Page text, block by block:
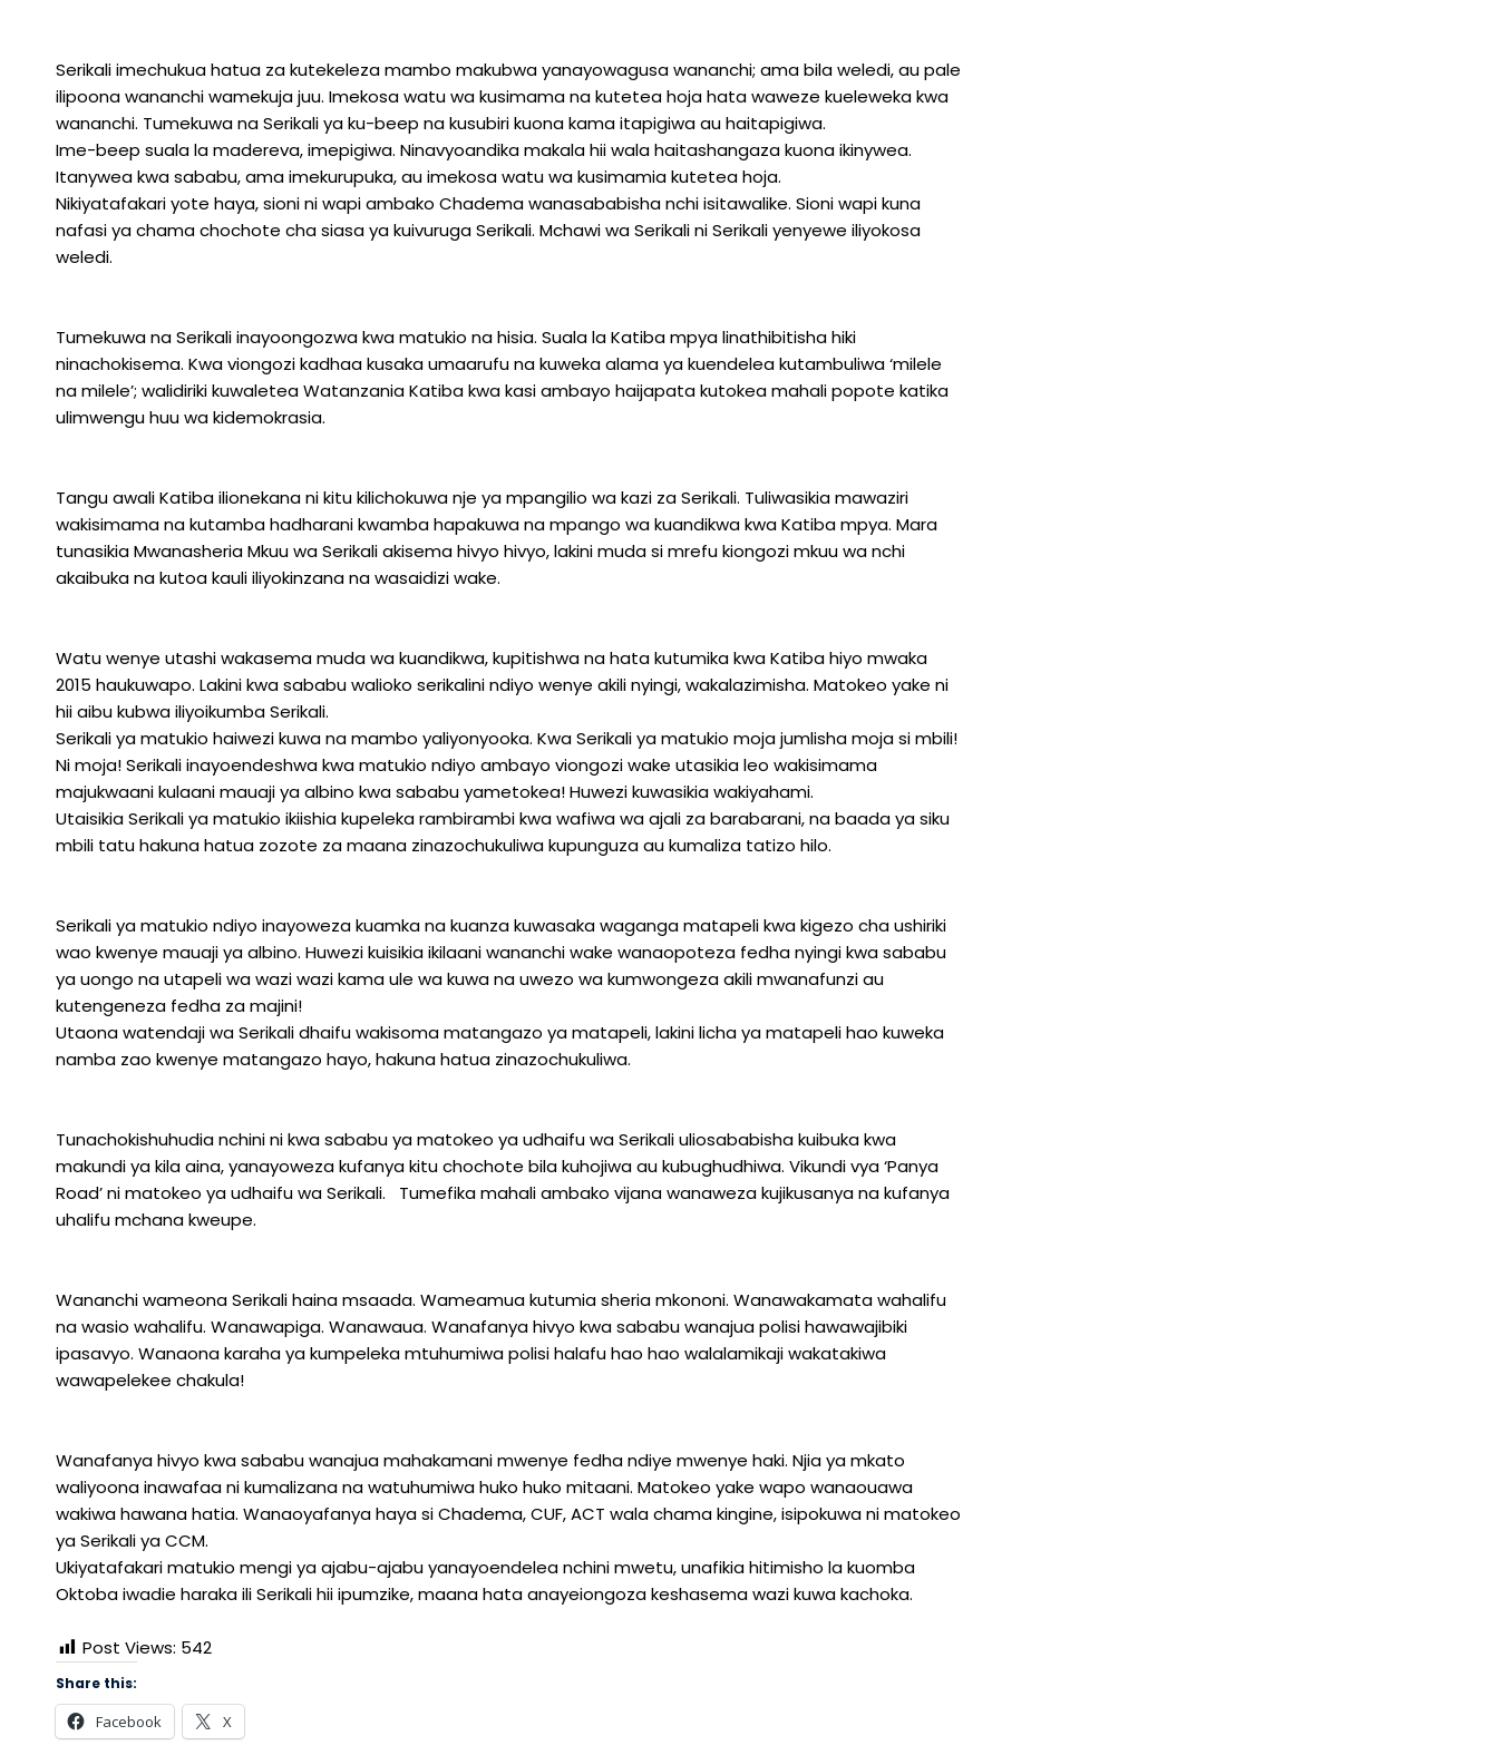
Serikali imechukua hatua za kutekeleza mambo makubwa yanayowagusa wananchi; ama bila weledi, au pale
ilipoona wananchi wamekuja juu. Imekosa watu wa kusimama na kutetea hoja hata waweze kueleweka kwa
wananchi. Tumekuwa na Serikali ya ku-beep na kusubiri kuona kama itapigiwa au haitapigiwa.
Ime-beep suala la madereva, imepigiwa. Ninavyoandika makala hii wala haitashangaza kuona ikinywea.
Itanywea kwa sababu, ama imekurupuka, au imekosa watu wa kusimamia kutetea hoja.
Nikiyatafakari yote haya, sioni ni wapi ambako Chadema wanasababisha nchi isitawalike. Sioni wapi kuna
nafasi ya chama chochote cha siasa ya kuivuruga Serikali. Mchawi wa Serikali ni Serikali yenyewe iliyokosa
weledi.
Tumekuwa na Serikali inayoongozwa kwa matukio na hisia. Suala la Katiba mpya linathibitisha hiki
ninachokisema. Kwa viongozi kadhaa kusaka umaarufu na kuweka alama ya kuendelea kutambuliwa ‘milele
na milele’; walidiriki kuwaletea Watanzania Katiba kwa kasi ambayo haijapata kutokea mahali popote katika
ulimwengu huu wa kidemokrasia.
Tangu awali Katiba ilionekana ni kitu kilichokuwa nje ya mpangilio wa kazi za Serikali. Tuliwasikia mawaziri
wakisimama na kutamba hadharani kwamba hapakuwa na mpango wa kuandikwa kwa Katiba mpya. Mara
tunasikia Mwanasheria Mkuu wa Serikali akisema hivyo hivyo, lakini muda si mrefu kiongozi mkuu wa nchi
akaibuka na kutoa kauli iliyokinzana na wasaidizi wake.
Watu wenye utashi wakasema muda wa kuandikwa, kupitishwa na hata kutumika kwa Katiba hiyo mwaka
2015 haukuwapo. Lakini kwa sababu walioko serikalini ndiyo wenye akili nyingi, wakalazimisha. Matokeo yake ni
hii aibu kubwa iliyoikumba Serikali.
Serikali ya matukio haiwezi kuwa na mambo yaliyonyooka. Kwa Serikali ya matukio moja jumlisha moja si mbili!
Ni moja! Serikali inayoendeshwa kwa matukio ndiyo ambayo viongozi wake utasikia leo wakisimama
majukwaani kulaani mauaji ya albino kwa sababu yametokea! Huwezi kuwasikia wakiyahami.
Utaisikia Serikali ya matukio ikiishia kupeleka rambirambi kwa wafiwa wa ajali za barabarani, na baada ya siku
mbili tatu hakuna hatua zozote za maana zinazochukuliwa kupunguza au kumaliza tatizo hilo.
Serikali ya matukio ndiyo inayoweza kuamka na kuanza kuwasaka waganga matapeli kwa kigezo cha ushiriki
wao kwenye mauaji ya albino. Huwezi kuisikia ikilaani wananchi wake wanaopoteza fedha nyingi kwa sababu
ya uongo na utapeli wa wazi wazi kama ule wa kuwa na uwezo wa kumwongeza akili mwanafunzi au
kutengeneza fedha za majini!
Utaona watendaji wa Serikali dhaifu wakisoma matangazo ya matapeli, lakini licha ya matapeli hao kuweka
namba zao kwenye matangazo hayo, hakuna hatua zinazochukuliwa.
Tunachokishuhudia nchini ni kwa sababu ya matokeo ya udhaifu wa Serikali uliosababisha kuibuka kwa
makundi ya kila aina, yanayoweza kufanya kitu chochote bila kuhojiwa au kubughudhiwa. Vikundi vya ‘Panya
Road’ ni matokeo ya udhaifu wa Serikali. Tumefika mahali ambako vijana wanaweza kujikusanya na kufanya
uhalifu mchana kweupe.
Wananchi wameona Serikali haina msaada. Wameamua kutumia sheria mkononi. Wanawakamata wahalifu
na wasio wahalifu. Wanawapiga. Wanawaua. Wanafanya hivyo kwa sababu wanajua polisi hawawajibiki
ipasavyo. Wanaona karaha ya kumpeleka mtuhumiwa polisi halafu hao hao walalamikaji wakatakiwa
wawapelekee chakula!
Wanafanya hivyo kwa sababu wanajua mahakamani mwenye fedha ndiye mwenye haki. Njia ya mkato
waliyoona inawafaa ni kumalizana na watuhumiwa huko huko mitaani. Matokeo yake wapo wanaouawa
wakiwa hawana hatia. Wanaoyafanya haya si Chadema, CUF, ACT wala chama kingine, isipokuwa ni matokeo
ya Serikali ya CCM.
Ukiyatafakari matukio mengi ya ajabu-ajabu yanayoendelea nchini mwetu, unafikia hitimisho la kuomba
Oktoba iwadie haraka ili Serikali hii ipumzike, maana hata anayeiongoza keshasema wazi kuwa kachoka.
Post Views: 542
Share this:
Facebook X